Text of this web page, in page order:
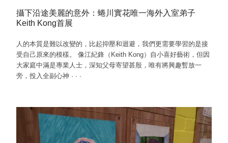
攝下沿途美麗的意外：蜷川實花唯一海外入室弟子
Keith Kong首展
人的本質是難以改變的，比起抑壓和迴避，我們更需要學習的是接
受自己原來的模樣。 像江紀鋒（Keith Kong）自小喜好藝術，但因
大家庭中滿是專業人士，深知父母寄望甚殷，唯有將興趣暫放一
旁，投入全副心神 · · ·